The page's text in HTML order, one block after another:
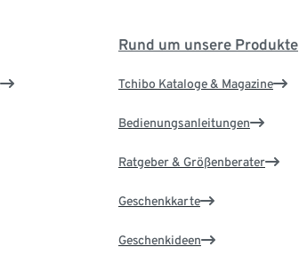
Rund um unsere Produkte
Tchibo Kataloge & Magazine
Bedienungsanleitungen
Ratgeber & Größenberater
Geschenkkarte
Geschenkideen